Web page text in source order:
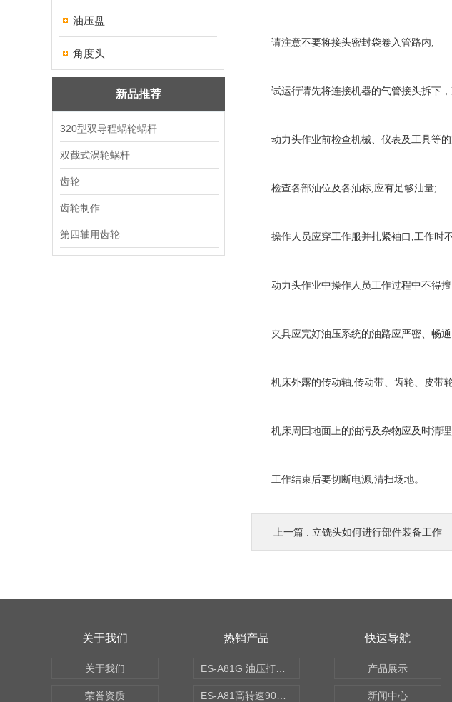
油压盘
角度头
新品推荐
320型双导程蜗轮蜗杆
双截式涡轮蜗杆
齿轮
齿轮制作
第四轴用齿轮
请注意不要将接头密封袋卷入管路内;
试运行请先将连接机器的气管接头拆下，
动力头作业前检查机械、仪表及工具等的
检查各部油位及各油标,应有足够油量;
操作人员应穿工作服并扎紧袖口,工作时不
动力头作业中操作人员工作过程中不得擅
夹具应完好油压系统的油路应严密、畅通
机床外露的传动轴,传动带、齿轮、皮带
机床周围地面上的油污及杂物应及时清理
工作结束后要切断电源,清扫场地。
上一篇 : 立铣头如何进行部件装备工作
关于我们
关于我们
荣誉资质
热销产品 快速导航
产品展示
新闻中心